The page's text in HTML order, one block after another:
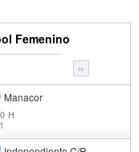
Femenino
»
Manacor
H